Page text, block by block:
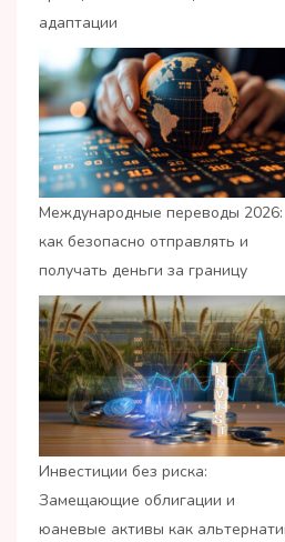
адаптации
Международные переводы 2026:
как безопасно отправлять и
получать деньги за границу
Инвестиции без риска:
Замещающие облигации и
юаневые активы как